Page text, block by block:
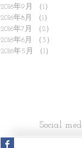
2016年9月
（1）
2016年8月
（1）
2016年7月
（2）
2016年6月
（3）
2016年5月
（1）
Social